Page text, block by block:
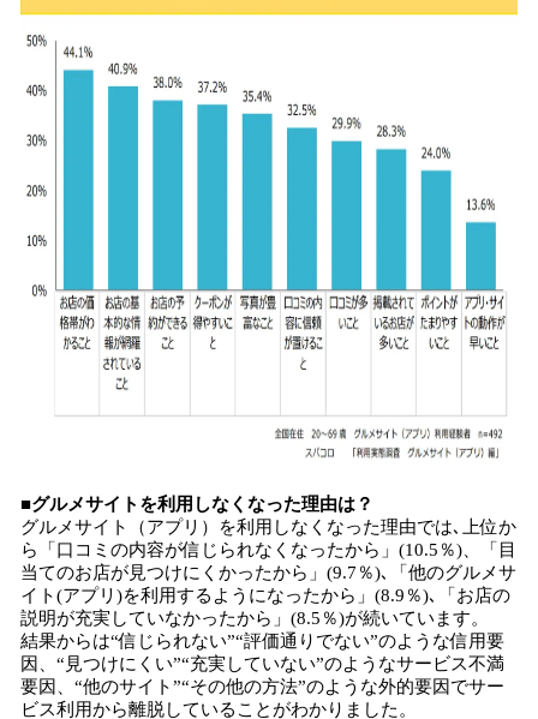
■グルメサイトを利用しなくなった理由は？
グルメサイト（アプリ）を利用しなくなった理由では､上位か
ら「口コミの内容が信じられなくなったから」(10.5％)、「目
当てのお店が見つけにくかったから」(9.7％)､「他のグルメサ
イト(アプリ)を利用するようになったから」(8.9％)､「お店の
説明が充実していなかったから」(8.5％)が続いています。
結果からは“信じられない”“評価通りでない”のような信用要
因、“見つけにくい”“充実していない”のようなサービス不満
要因、“他のサイト”“その他の方法”のような外的要因でサー
ビス利用から離脱していることがわかりました。